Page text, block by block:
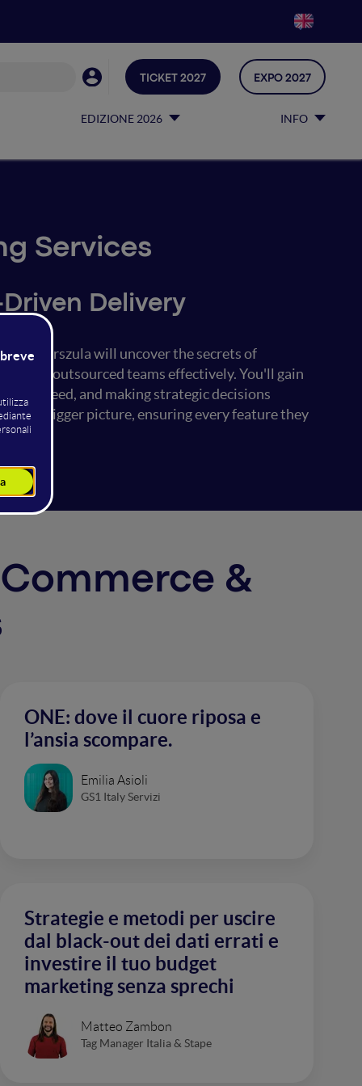
EDIZIONE 2026 INFO
TICKET 2027 EXPO 2027
Services
Delivery
love! Urszula will uncover the secrets of
or outsourced teams effectively. You'll gain
truly need, and making strategic decisions
the bigger picture, ensuring every feature they
&
ONE: dove il cuore riposa e
l’ansia scompare.
Emilia Asioli
GS1 Italy Servizi
Strategie e metodi per uscire
dal black-out dei dati errati e
investire il tuo budget
marketing senza sprechi
Matteo Zambon
Tag Manager Italia & Stape